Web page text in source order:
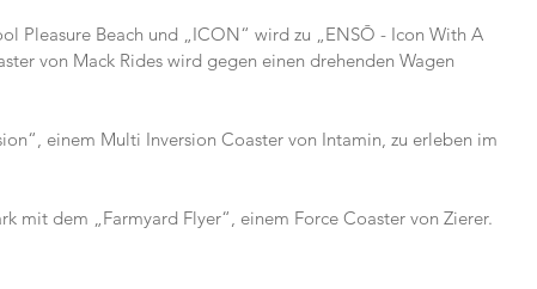
Pleasure Beach und „ICON“ wird zu „ENSŌ - Icon With A
von Mack Rides wird gegen einen drehenden Wagen
einem Multi Inversion Coaster von Intamin, zu erleben im
mit dem „Farmyard Flyer“, einem Force Coaster von Zierer.